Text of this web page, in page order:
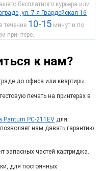
бесплатного курьера или
ул. 7-я Гвардейская 16
течение 10-15 минут и по
принтере.
к нам?
до офиса или квартиры.
печать на принтерах в
Pantum PC-211EV для
нам давать гарантию
запасных частей картриджа.
для постоянных